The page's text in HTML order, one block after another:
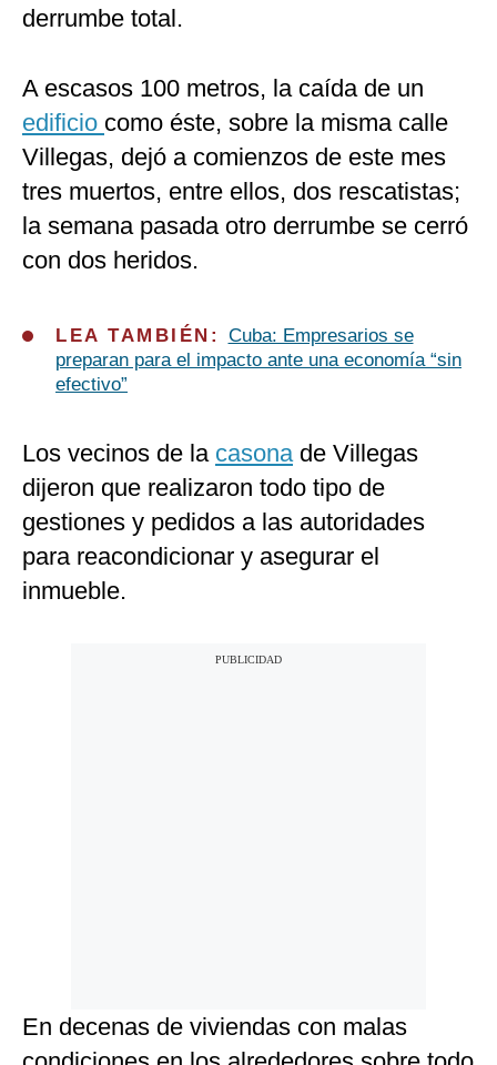
derrumbe total.
A escasos 100 metros, la caída de un
edificio como éste, sobre la misma calle
Villegas, dejó a comienzos de este mes
tres muertos, entre ellos, dos rescatistas;
la semana pasada otro derrumbe se cerró
con dos heridos.
LEA TAMBIÉN: Cuba: Empresarios se
preparan para el impacto ante una economía “sin
efectivo”
Los vecinos de la casonade Villegas
dijeron que realizaron todo tipo de
gestiones y pedidos a las autoridades
para reacondicionar y asegurar el
inmueble.
En decenas de viviendas con malas